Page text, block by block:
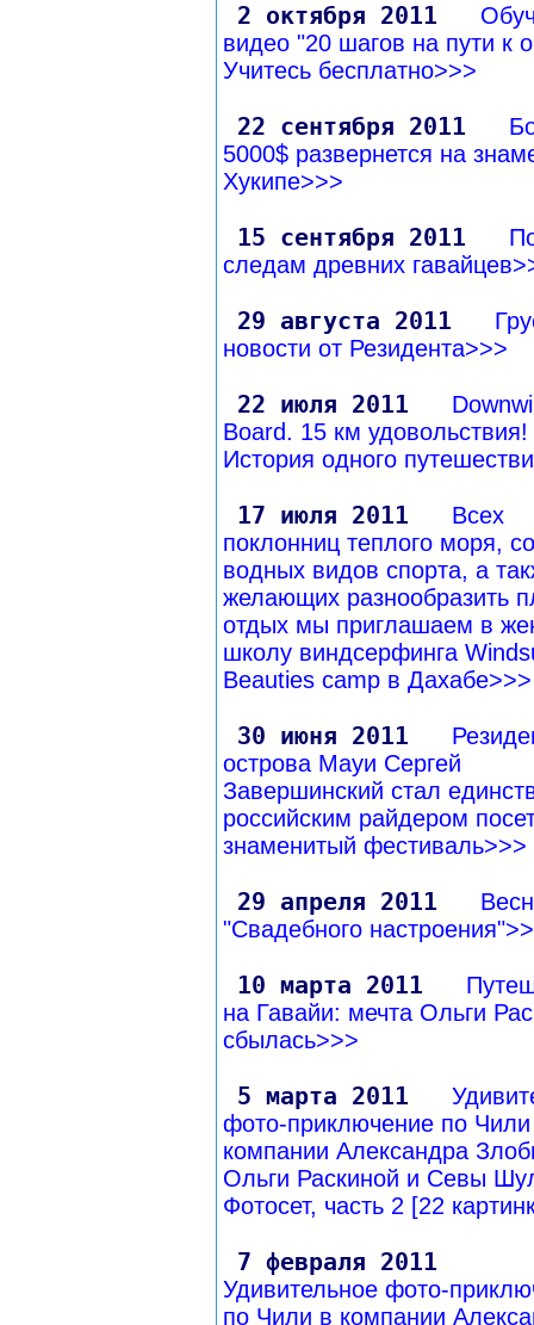
2 октября 2011
видео "20 шагов на пути к
Учитесь бесплатно>>>
22 сентября 2011
5000$ развернется на
Хукипе>>>
15 сентября 2011
следам древних
29 августа 2011
новости от Резидента>>>
22 июля 2011
Board. 15 км удовольствия!
История одного
17 июля 2011
Всех
поклонниц теплого моря,
водных видов спорта, а
желающих разнообразить
отдых мы приглашаем в
школу виндсерфинга
Beauties camp в Дахабе>>>
30 июня 2011
острова Мауи Сергей
Завершинский стал
российским райдером
знаменитый фестиваль>>>
29 апреля 2011
"Свадебного
10 марта 2011
на Гавайи: мечта Ольги
сбылась>>>
5 марта 2011
фото-приключение по
компании Александра
Ольги Раскиной и Севы
Фотосет, часть 2 [22
7 февраля 2011
Удивительное фото-
по Чили в компании